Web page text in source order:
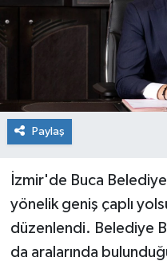
Paylaş
İzmir'de Buca
yönelik geniş çaplı
düzenlendi. Belediye
da aralarında
Çevre
Okul Gazetesi